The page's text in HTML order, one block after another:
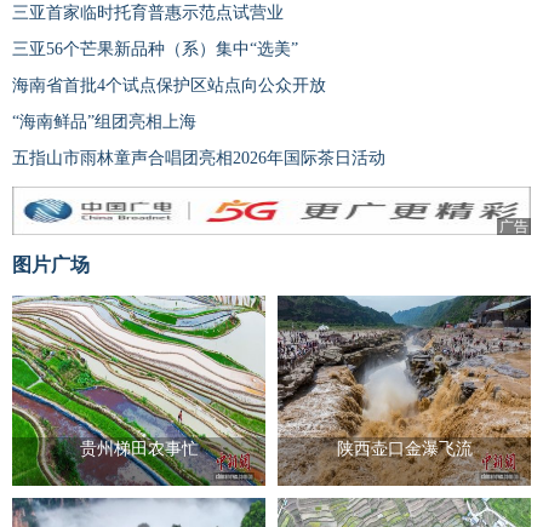
三亚首家临时托育普惠示范点试营业
三亚56个芒果新品种（系）集中“选美”
海南省首批4个试点保护区站点向公众开放
“海南鲜品”组团亮相上海
五指山市雨林童声合唱团亮相2026年国际茶日活动
广告
图片广场
贵州梯田农事忙 陕西壶口金瀑飞流